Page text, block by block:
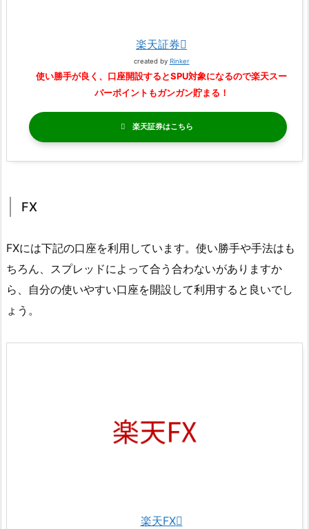
楽天証券
created by Rinker
使い勝手が良く、口座開設するとSPU対象になるので楽天スー
パーポイントもガンガン貯まる！
楽天証券
FX
FXには下記の口座を利用しています。使い勝手や手法はも
ちろん、スプレッドによって合う合わないがありますか
ら、自分の使いやすい口座を開設して利用すると良いでし
ょう。
楽天FX